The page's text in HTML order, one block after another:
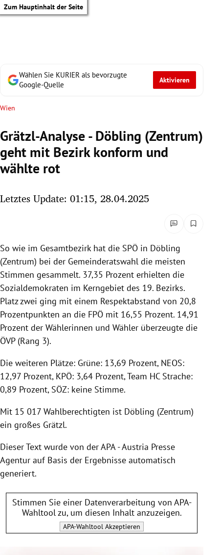
Zum Hauptinhalt der Seite
Untermenü
Untermenü
Untermenü
Untermenü
Untermenü
Untermenü
Untermenü
Untermenü
Wählen Sie KURIER als bevorzugte
Google-Quelle
Aktivieren
Wien
Grätzl-Analyse - Döbling (Zentrum)
geht mit Bezirk konform und
wählte rot
Letztes Update: 01:15, 28.04.2025
So wie im Gesamtbezirk hat die SPÖ in Döbling
(Zentrum) bei der Gemeinderatswahl die meisten
Stimmen gesammelt. 37,35 Prozent erhielten die
Sozialdemokraten im Kerngebiet des 19. Bezirks.
Platz zwei ging mit einem Respektabstand von 20,8
Prozentpunkten an die FPÖ mit 16,55 Prozent. 14,91
Prozent der Wählerinnen und Wähler überzeugte die
ÖVP (Rang 3).
Die weiteren Plätze: Grüne: 13,69 Prozent, NEOS:
12,97 Prozent, KPÖ: 3,64 Prozent, Team HC Strache:
0,89 Prozent, SÖZ: keine Stimme.
Mit 15 017 Wahlberechtigten ist Döbling (Zentrum)
ein großes Grätzl.
Dieser Text wurde von der APA - Austria Presse
Agentur auf Basis der Ergebnisse automatisch
generiert.
Stimmen Sie einer Datenverarbeitung von APA-
Wahltoolzu, um diesen Inhalt anzuzeigen.
APA-Wahltool Akzeptieren